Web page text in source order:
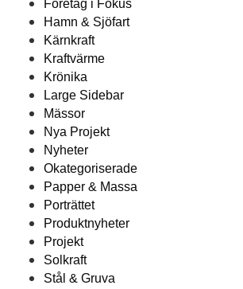
Företag i Fokus
Hamn & Sjöfart
Kärnkraft
Kraftvärme
Krönika
Large Sidebar
Mässor
Nya Projekt
Nyheter
Okategoriserade
Papper & Massa
Porträttet
Produktnyheter
Projekt
Solkraft
Stål & Gruva